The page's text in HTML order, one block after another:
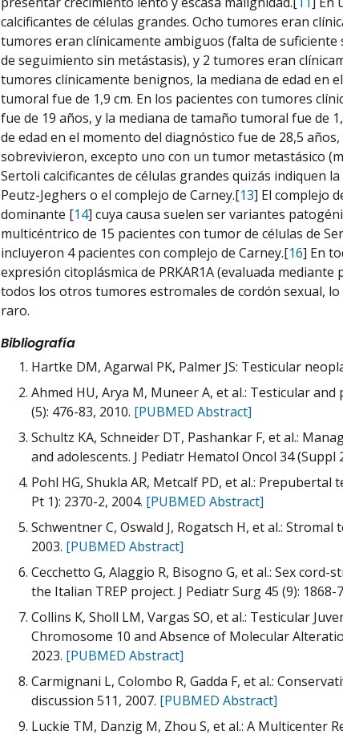
calcificantes de células grandes. Ocho tumores eran
tumores eran clínicamente ambiguos (falta de
de seguimiento sin metástasis), y 2 tumores eran
tumores clínicamente benignos, la mediana de edad en
tumoral fue de 1,9 cm. En los pacientes con tumores
fue de 19 años, y la mediana de tamaño tumoral fue de
de edad en el momento del diagnóstico fue de 28,5
sobrevivieron, excepto uno con un tumor metastásico
Sertoli calcificantes de células grandes quizás indiquen
Peutz-Jeghers o el complejo de Carney.[13] El complejo
dominante [14] cuya causa suelen ser variantes
multicéntrico de 15 pacientes con tumor de células de
incluyeron 4 pacientes con complejo de Carney.[16] En
expresión citoplásmica de PRKAR1A (evaluada
todos los otros tumores estromales de cordón sexual,
raro.
Bibliografía
Hartke DM, Agarwal PK, Palmer JS: Testicular
Ahmed HU, Arya M, Muneer A, et al.: Testicular
(5): 476-83, 2010. [PUBMED Abstract]
Schultz KA, Schneider DT, Pashankar F, et al.:
and adolescents. J Pediatr Hematol Oncol 34 (Suppl
Pohl HG, Shukla AR, Metcalf PD, et al.:
Pt 1): 2370-2, 2004. [PUBMED Abstract]
Schwentner C, Oswald J, Rogatsch H, et al.:
2003. [PUBMED Abstract]
Cecchetto G, Alaggio R, Bisogno G, et al.: Sex
the Italian TREP project. J Pediatr Surg 45 (9): 1868-
Collins K, Sholl LM, Vargas SO, et al.: Testicular
Chromosome 10 and Absence of Molecular
2023. [PUBMED Abstract]
Carmignani L, Colombo R, Gadda F, et al.:
discussion 511, 2007. [PUBMED Abstract]
Luckie TM, Danzig M, Zhou S, et al.: A Multicenter